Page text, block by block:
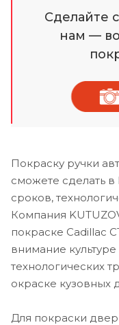
Сделайте
нам —
Покраску ручки
сможете сделать
сроков,
Компания
покраске Cadillac
внимание
технологических
окраске кузовных
Для покраски